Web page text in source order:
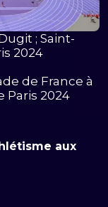
; Saint-
2024
de France à
Paris 2024
aux